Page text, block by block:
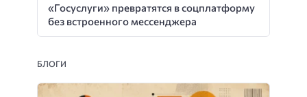
«Госуслуги» превратятся в соцплатформу
без встроенного мессенджера
БЛОГИ